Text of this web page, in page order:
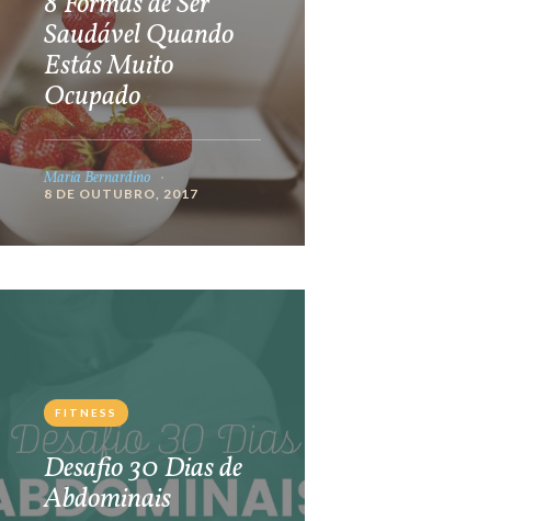
Saudável Quando
Estás Muito
Ocupado
Maria Bernardino
8 DE OUTUBRO, 2017
FITNESS
Desafio 30 Dias de
Abdominais